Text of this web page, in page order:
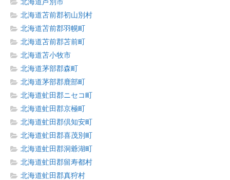
北海道芦別市
北海道苫前郡初山別村
北海道苫前郡羽幌町
北海道苫前郡苫前町
北海道苫小牧市
北海道茅部郡森町
北海道茅部郡鹿部町
北海道虻田郡ニセコ町
北海道虻田郡京極町
北海道虻田郡倶知安町
北海道虻田郡喜茂別町
北海道虻田郡洞爺湖町
北海道虻田郡留寿都村
北海道虻田郡真狩村